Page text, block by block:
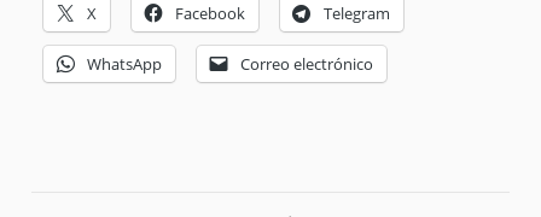
X Facebook Telegram
WhatsApp Correo electrónico